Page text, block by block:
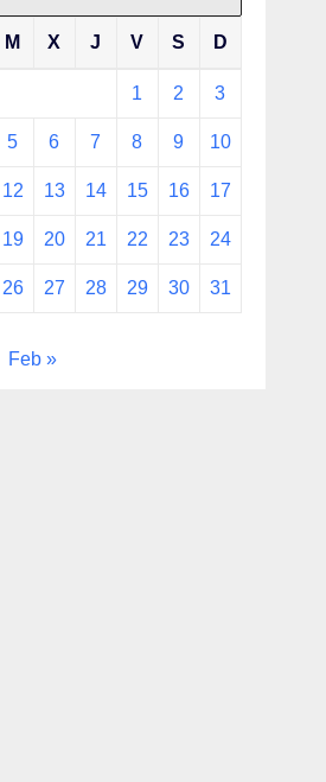
M X J V S D
1 2 3
5 6 7 8 9 10
12 13 14 15 16 17
19 20 21 22 23 24
26 27 28 29 30 31
Feb »